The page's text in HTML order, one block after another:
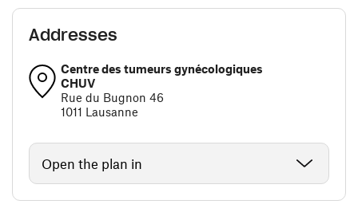
Addresses
Centre des tumeurs gynécologiques
CHUV
Rue du Bugnon 46
1011 Lausanne
Open the plan in